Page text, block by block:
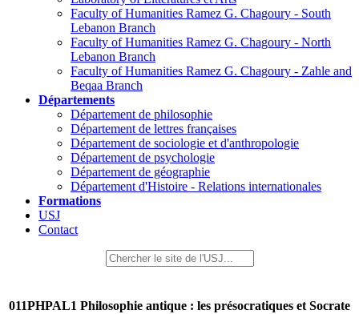
Faculty of Humanities Ramez G. Chagoury - South
Lebanon Branch
Faculty of Humanities Ramez G. Chagoury - North
Lebanon Branch
Faculty of Humanities Ramez G. Chagoury - Zahle and
Beqaa Branch
Départements
Département de philosophie
Département de lettres françaises
Département de sociologie et d'anthropologie
Département de psychologie
Département de géographie
Département d'Histoire - Relations internationales
Formations
USJ
Contact
011PHPAL1 Philosophie antique : les présocratiques et Socrate